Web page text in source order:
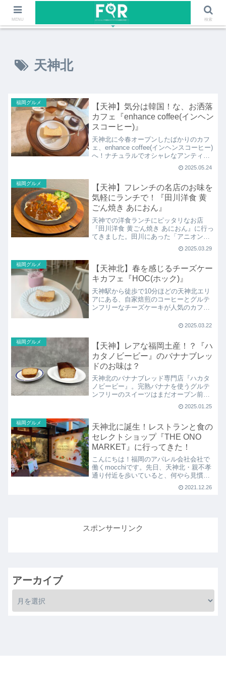
ファッションや福岡のワクワクする情報を発信！！
天神北
福岡グルメ
【天神】気分は韓国！な、お洒落
カフェ『enhance coffee(インヘン
スコーヒー)』
天神北に今春オープンしたばかりのカフ
ェ、enhance coffee(インヘンスコーヒー)
へ！ナチュラルでオシャレなアンティー
国カフェのよう！コーヒーやバスクチー
神カフェにオススメ！
2025.05.24
福岡グルメ
【天神】フレンチの名店のお味を
気軽にランチで！『田川洋食 黄
ごん焼き あにおん』
天神での洋食ランチにピッタリなお店
『田川洋食 黄ごん焼き あにおん』に行っ
てきました。田川にあった「アニオン」
神にあるフレンチの名店「アニオン
2025.03.29
福岡グルメ
【天神北】春を感じるチーズケー
キカフェ『HOC(ホック)』
天神駅から徒歩で10分ほどの天神北エリ
アにある、自家焙煎のコーヒーとグルテ
ンフリーなチーズケーキが人気のカフェ
限定メニューの「ホワイトチョコレー
2025.03.22
福岡グルメ
【天神】レアな福岡土産！？『ハ
カタノビービー』のバナナブレッ
ドのお味は？
天神北のバナナブレッド専門店『ハカタ
ノビービー』。完熟バナナを使うグルテ
ンフリーのスイーツはまだオープン前で
「Makuake」というクラウドファンディ
ン販売時に買ったケーキが到着！そのお
味は？
2025.01.25
福岡グルメ
天神北に誕生！レストランと食の
セレクトショップ『THE ONO
MARKET』に行ってきた！
こんにちは！福岡のアパレル会社会社で
働くmocchiです。先日、天神北・親不孝
通り付近を歩いていると、何やら見慣れ
ないお店がオープンしていました。覗い
2021.12.26
スポンサーリンク
MENU 検索